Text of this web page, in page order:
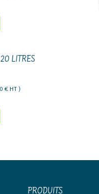
choisies
la
LITRES
€ HT )
PRODUITS